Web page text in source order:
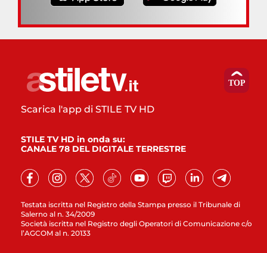
Testata iscritta nel Registro della Stampa presso il Tribunale di
Salerno al n. 34/2009
Società iscritta nel Registro degli Operatori di Comunicazione c/o
l’AGCOM al n. 20133
Scarica l'app di STILE TV HD
STILE TV HD in onda su:
CANALE 78 DEL DIGITALE TERRESTRE